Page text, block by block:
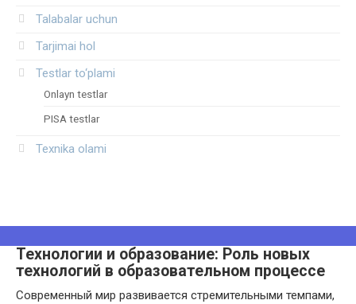
Talabalar uchun
Tarjimai hol
Testlar to‘plami
Onlayn testlar
PISA testlar
Texnika olami
Технологии и образование: Роль новых
технологий в образовательном процессе
Современный мир развивается стремительными темпами,